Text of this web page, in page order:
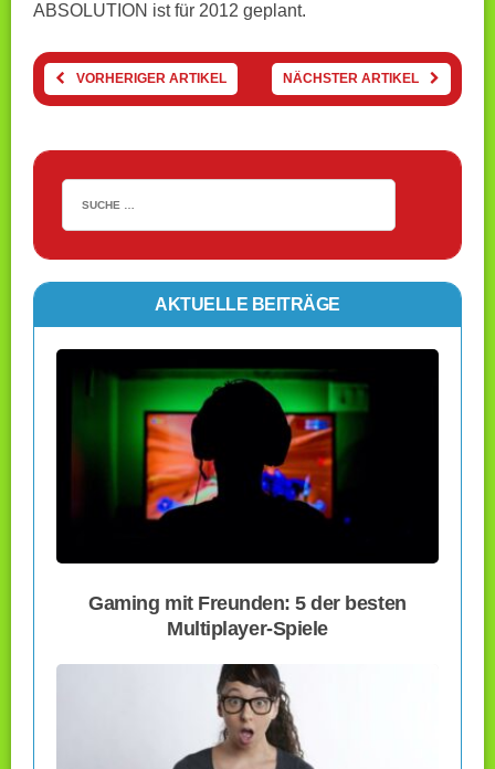
ABSOLUTION ist für 2012 geplant.
VORHERIGER ARTIKEL NÄCHSTER ARTIKEL
AKTUELLE BEITRÄGE
Gaming mit Freunden: 5 der besten
Multiplayer-Spiele